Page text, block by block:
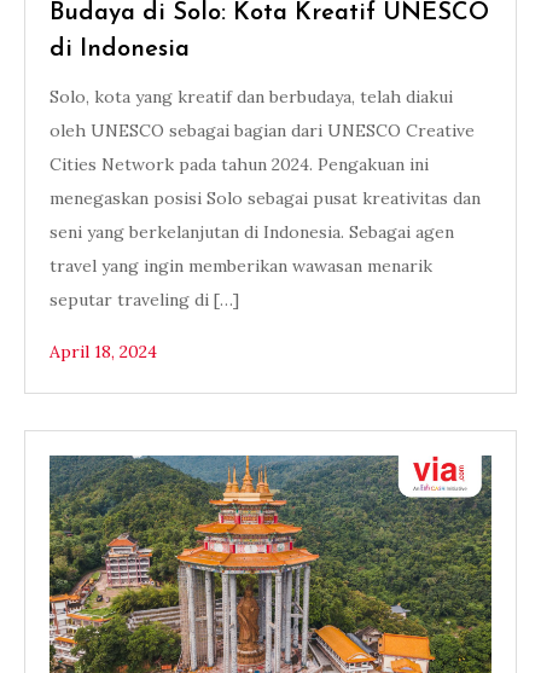
Budaya di Solo: Kota Kreatif UNESCO
di Indonesia
Solo, kota yang kreatif dan berbudaya, telah diakui
oleh UNESCO sebagai bagian dari UNESCO Creative
Cities Network pada tahun 2024. Pengakuan ini
menegaskan posisi Solo sebagai pusat kreativitas dan
seni yang berkelanjutan di Indonesia. Sebagai agen
travel yang ingin memberikan wawasan menarik
seputar traveling di […]
April 18, 2024